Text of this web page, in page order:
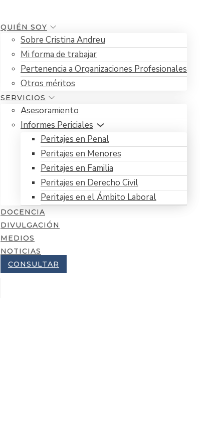
QUIÉN SOY
Sobre Cristina Andreu
Mi forma de trabajar
Pertenencia a Organizaciones Profesionales
Otros méritos
SERVICIOS
Asesoramiento
Informes Periciales
Peritajes en Penal
Peritajes en Menores
Peritajes en Familia
Peritajes en Derecho Civil
Peritajes en el Ámbito Laboral
DOCENCIA
DIVULGACIÓN
MEDIOS
NOTICIAS
CONSULTAR